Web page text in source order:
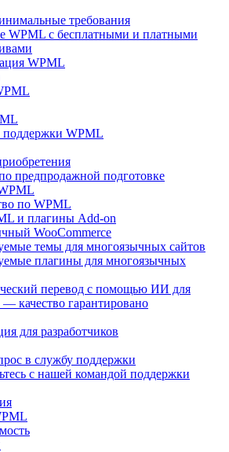
требования
WPML с бесплатными и платными
WPML
поддержки WPML
предпродажной подготовке
по WPML
и плагины Add-on
WooCommerce
темы для многоязычных сайтов
плагины для многоязычных
перевод с помощью ИИ для
— качество гарантировано
для разработчиков
в службу поддержки
с нашей командой поддержки